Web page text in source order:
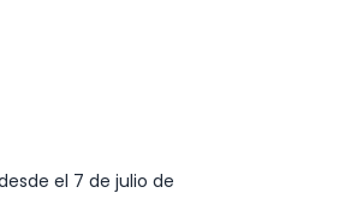
el 7 de julio de